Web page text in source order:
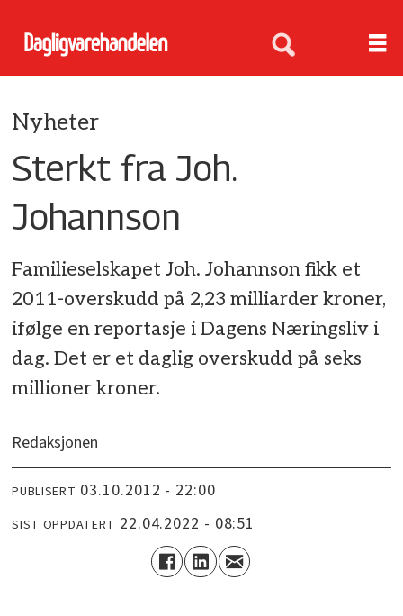
Nyheter
Sterkt fra Joh.
Johannson
Familieselskapet Joh. Johannson fikk et
2011-overskudd på 2,23 milliarder kroner,
ifølge en reportasje i Dagens Næringsliv i
dag. Det er et daglig overskudd på seks
millioner kroner.
Redaksjonen
PUBLISERT 03.10.2012 - 22:00
SIST OPPDATERT 22.04.2022 - 08:51